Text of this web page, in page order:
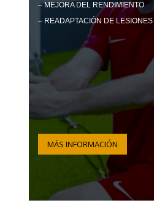
– MEJORA DEL RENDIMIENTO
– READAPTACIÓN DE LESIONES
MÁS INFORMACIÓN